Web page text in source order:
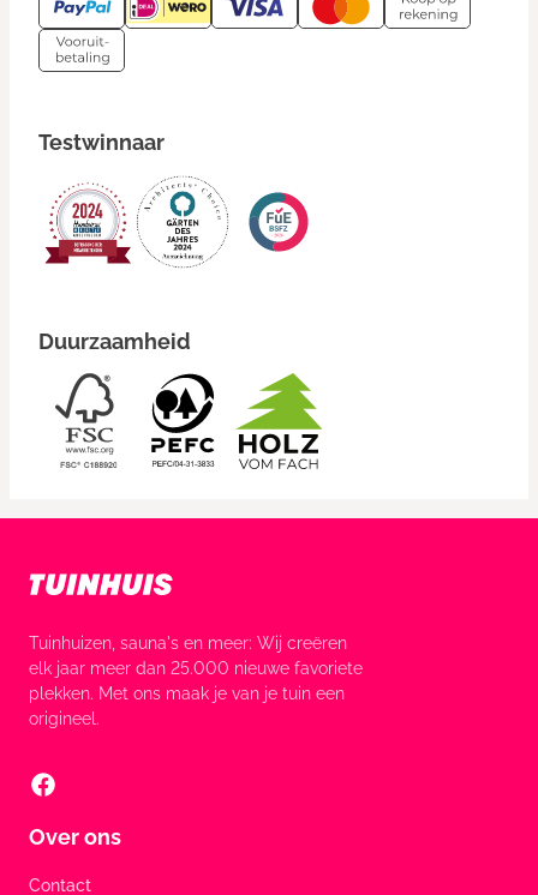
Testwinnaar
Duurzaamheid
Tuinhuizen, sauna's en meer: Wij creëren
elk jaar meer dan 25.000 nieuwe favoriete
plekken. Met ons maak je van je tuin een
origineel.
Over ons
Contact